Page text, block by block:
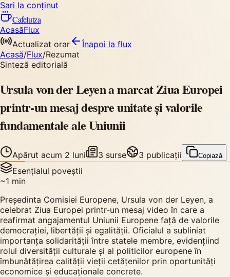
Sari la conținut
Cafelutza
AcasăFlux
Actualizat orar
Înapoi la flux
Acasă/Flux/Rezumat
Sinteză editorială
Ursula von der Leyen a marcat Ziua Europei
printr-un mesaj despre unitate și valorile
fundamentale ale Uniunii
Apărut acum 2 luni 3 surse 3 publicații Copiază
Esențialul poveștii
~1 min
Președinta Comisiei Europene, Ursula von der Leyen, a
celebrat Ziua Europei printr-un mesaj video în care a
reafirmat angajamentul Uniunii Europene față de valorile
democrației, libertății și egalității. Oficialul a subliniat
importanța solidarității între statele membre, evidențiind
rolul diversității culturale și al politicilor europene în
îmbunătățirea calității vieții cetățenilor prin oportunități
economice și educaționale concrete.